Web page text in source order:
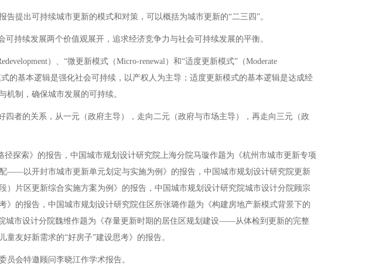
出可持续城市更新的模式和对策，可以概括为城市更新的“二三四”。
续发展两个价值观展开，追求经济竞争力与社会可持续发展的平衡。
）、“微更新模式（Micro-renewal）和“适度更新模式”（Moderate
的基本逻辑是强化社会可持续，以产权人为主导；适度更新模式的基本逻辑是达成经
制，确保城市发展的可持续。
者的关系，从一元（政府主导），走向二元（政府与市场主导），再走向三元（政
索》的报告，中国城市规划设计研究院上海分院马璇作题为《杭州市城市更新专项
——以开封市城市更新单元划定与实施为例》的报告，中国城市规划设计研究院更新
片区更新综合实施方案为例》的报告，中国城市规划设计研究院城市设计分院顾宗
的报告，中国城市规划设计研究院住区所张璐作题为《构建房地产新模式背景下的
市设计分院魏维作题为《存量更新时期的居住区规划建设——从体检到更新的完整
友好新需求的“好房子”建设思考》的报告。
会特邀顾问李晓江作学术报告。